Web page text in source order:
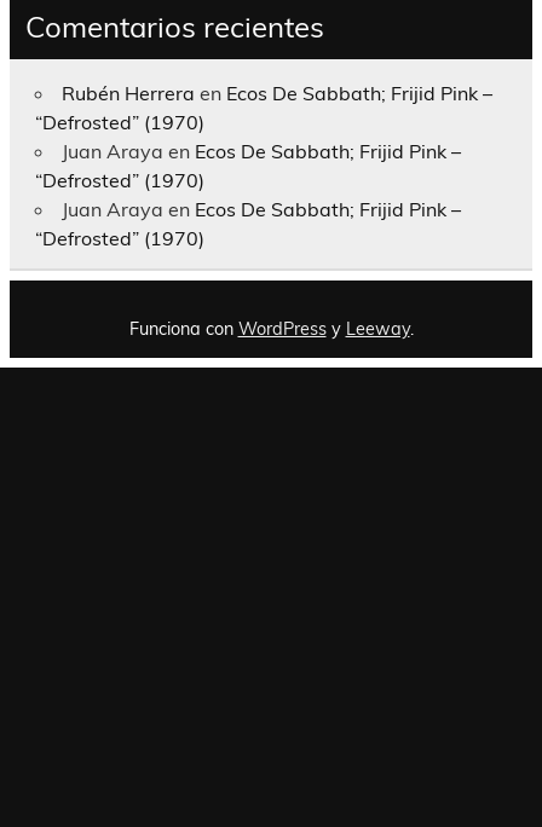
Comentarios recientes
Rubén Herrera en Ecos De Sabbath; Frijid Pink –
“Defrosted” (1970)
Juan Araya en Ecos De Sabbath; Frijid Pink –
“Defrosted” (1970)
Juan Araya en Ecos De Sabbath; Frijid Pink –
“Defrosted” (1970)
Funciona con WordPressy Leeway.